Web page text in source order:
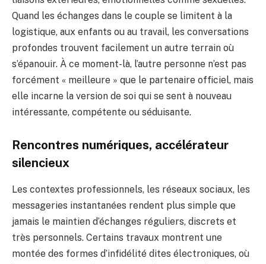
Quand les échanges dans le couple se limitent à la
logistique, aux enfants ou au travail, les conversations
profondes trouvent facilement un autre terrain où
s’épanouir. À ce moment-là, l’autre personne n’est pas
forcément « meilleure » que le partenaire officiel, mais
elle incarne la version de soi qui se sent à nouveau
intéressante, compétente ou séduisante.
Rencontres numériques, accélérateur
silencieux
Les contextes professionnels, les réseaux sociaux, les
messageries instantanées rendent plus simple que
jamais le maintien d’échanges réguliers, discrets et
très personnels. Certains travaux montrent une
montée des formes d’infidélité dites électroniques, où